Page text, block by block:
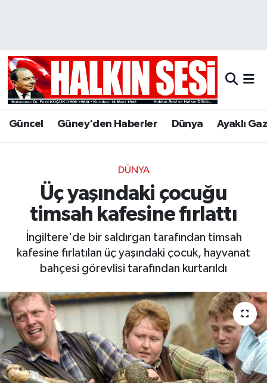
Güncel Güney'den Haberler Dünya Ayaklı
DÜNYA
Üç yaşındaki çocuğu
timsah kafesine fırlattı
İngiltere'de bir saldırgan tarafından timsah
kafesine fırlatılan üç yaşındaki çocuk, hayvanat
bahçesi görevlisi tarafından kurtarıldı
Hava Durumu
Trafik Durumu
Son Dakika Haberleri